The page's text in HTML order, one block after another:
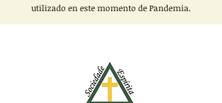
utilizado en este momento de Pandemia.